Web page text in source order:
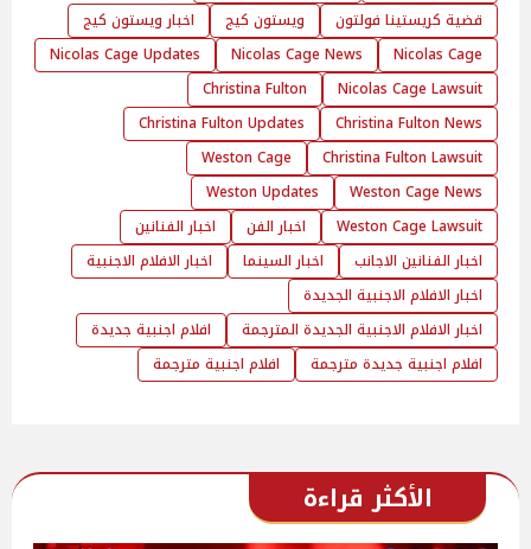
قضية كريستينا فولتون
ويستون كيج
اخبار ويستون كيج
Nicolas Cage
Nicolas Cage News
Nicolas Cage Updates
Nicolas Cage Lawsuit
Christina Fulton
Christina Fulton News
Christina Fulton Updates
Christina Fulton Lawsuit
Weston Cage
Weston Cage News
Weston Updates
Weston Cage Lawsuit
اخبار الفن
اخبار الفنانين
اخبار الفنانين الاجانب
اخبار السينما
اخبار الافلام الاجنبية
اخبار الافلام الاجنبية الجديدة
اخبار الافلام الاجنبية الجديدة المترجمة
افلام اجنبية جديدة
افلام اجنبية جديدة مترجمة
افلام اجنبية مترجمة
الأكثر قراءة